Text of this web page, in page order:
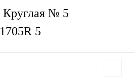
Круглая № 5
5